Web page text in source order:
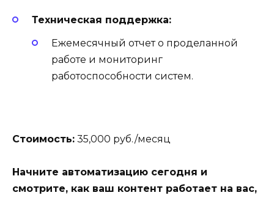
Техническая поддержка:
Ежемесячный отчет о проделанной
работе и мониторинг
работоспособности систем.
Стоимость: 35,000 руб./месяц
Начните автоматизацию сегодня и
смотрите, как ваш контент работает на вас,